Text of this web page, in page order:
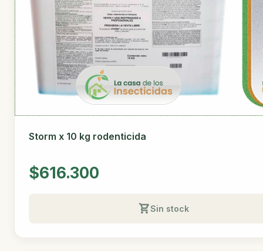
Storm x 10 kg rodenticida
$616.300
Sin stock